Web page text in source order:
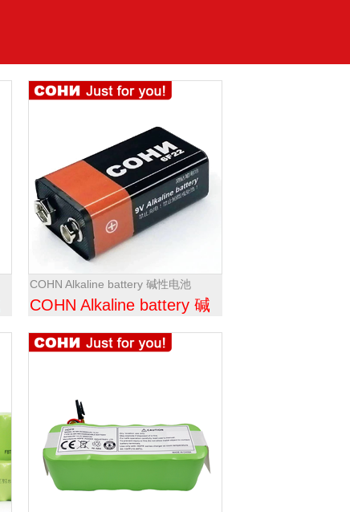
COHN Alkaline battery 碱性电池
COHN Alkaline battery 碱
性电池